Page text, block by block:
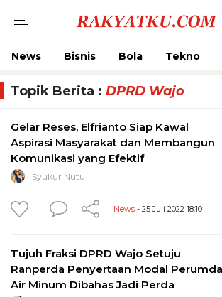
News Bisnis Bola Tekno
Topik Berita : DPRD Wajo
Gelar Reses, Elfrianto Siap Kawal
Aspirasi Masyarakat dan Membangun
Komunikasi yang Efektif
Syukur Nutu
News - 25 Juli 2022 18:10
Tujuh Fraksi DPRD Wajo Setuju
Ranperda Penyertaan Modal Perumda
Air Minum Dibahas Jadi Perda